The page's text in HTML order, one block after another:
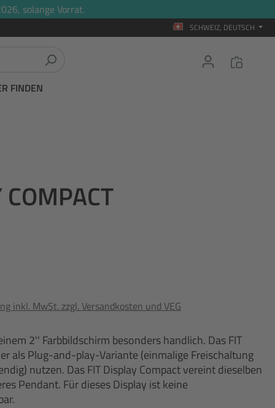
solange Vorrat.
SCHWEIZ, DEUTSCH
FINDEN
inkl. MwSt. zzgl. Versandkosten und VEG
2'' Farbbildschirm besonders handlich. Das FIT
als Plug-and-play-Variante (einmalige Freischaltung
nutzen. Das FIT Display Compact vereint dieselben
Pendant. Für dieses Display ist keine